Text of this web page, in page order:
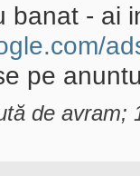
banat - ai
pe
de avram;